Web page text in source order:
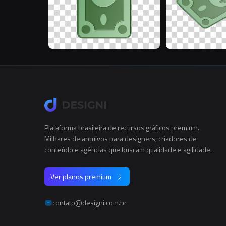
Plataforma brasileira de recursos gráficos premium.
Milhares de arquivos para designers, criadores de
conteúdo e agências que buscam qualidade e agilidade.
Ver planos premium
contato@designi.com.br